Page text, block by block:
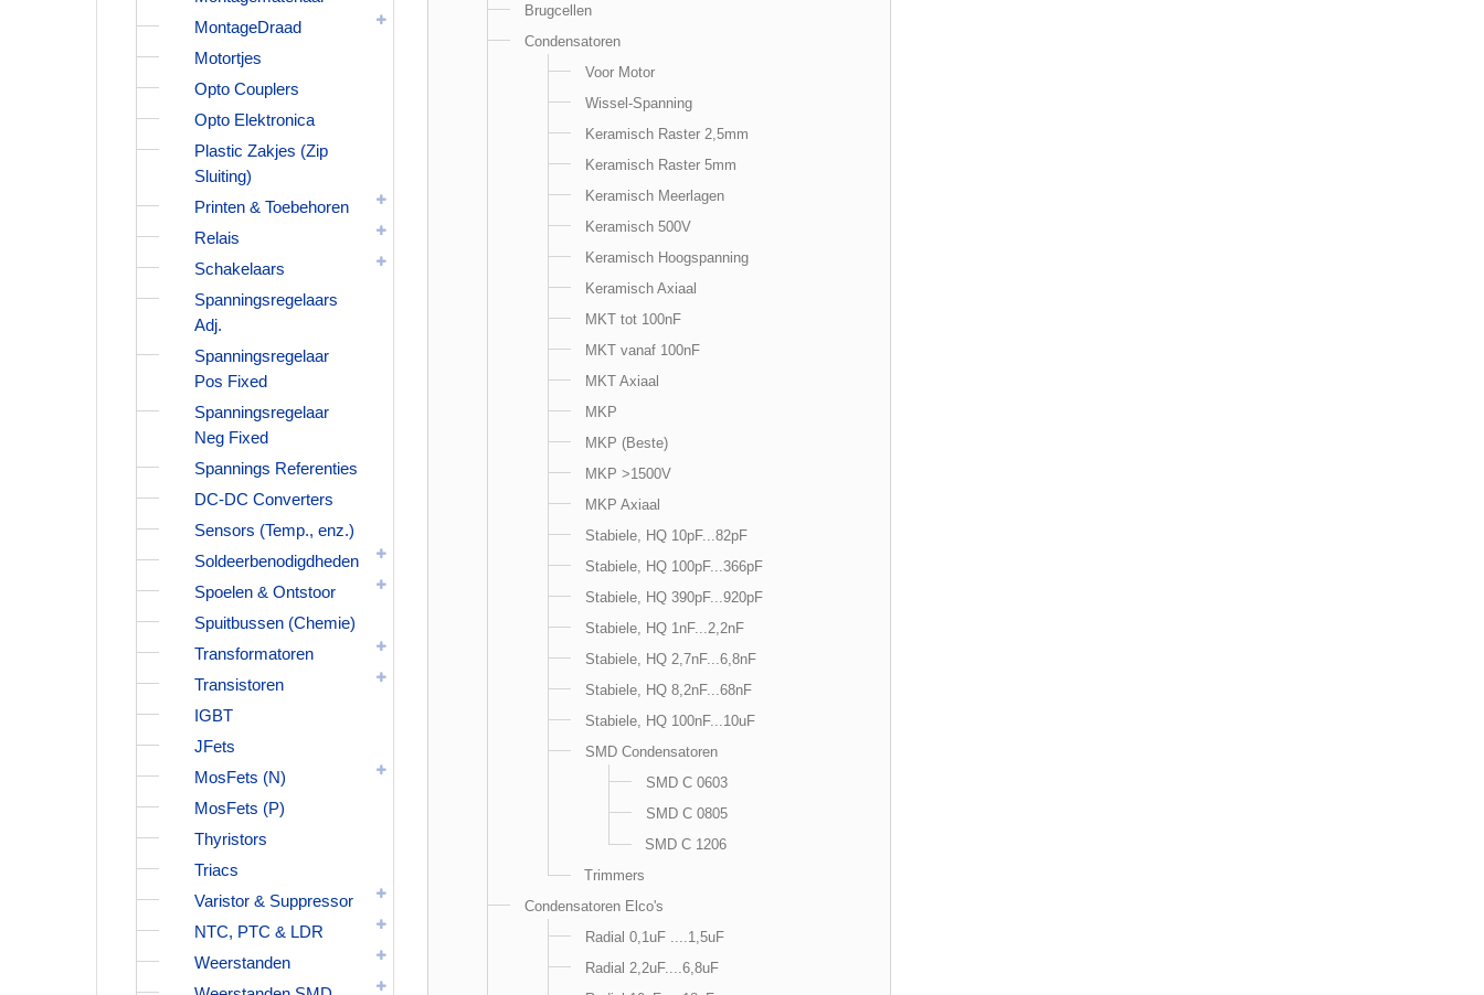
MontageDraad
Motortjes
Opto Couplers
Opto Elektronica
Plastic Zakjes (Zip
Sluiting)
Printen & Toebehoren
Relais
Schakelaars
Spanningsregelaars
Adj.
Spanningsregelaar
Pos Fixed
Spanningsregelaar
Neg Fixed
Spannings Referenties
DC-DC Converters
Sensors (Temp., enz.)
Soldeerbenodigdheden
Spoelen & Ontstoor
Spuitbussen (Chemie)
Transformatoren
Transistoren
IGBT
JFets
MosFets (N)
MosFets (P)
Thyristors
Triacs
Varistor & Suppressor
NTC, PTC & LDR
Weerstanden
Brugcellen
Condensatoren
Voor Motor
Wissel-Spanning
Keramisch Raster 2,5mm
Keramisch Raster 5mm
Keramisch Meerlagen
Keramisch 500V
Keramisch Hoogspanning
Keramisch Axiaal
MKT tot 100nF
MKT vanaf 100nF
MKT Axiaal
MKP
MKP (Beste)
MKP >1500V
MKP Axiaal
Stabiele, HQ 10pF...82pF
Stabiele, HQ 100pF...366pF
Stabiele, HQ 390pF...920pF
Stabiele, HQ 1nF...2,2nF
Stabiele, HQ 2,7nF...6,8nF
Stabiele, HQ 8,2nF...68nF
Stabiele, HQ 100nF...10uF
SMD Condensatoren
SMD C 0603
SMD C 0805
SMD C 1206
Trimmers
Condensatoren Elco's
Radial 0,1uF ....1,5uF
Radial 2,2uF....6,8uF